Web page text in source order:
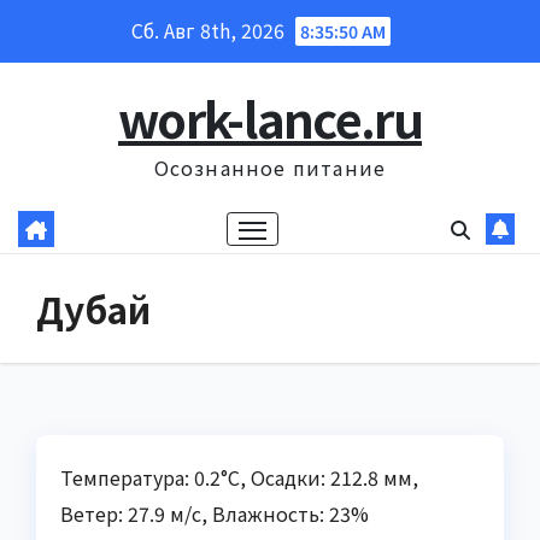
Сб. Авг 8th, 2026 8:35:51 AM
work-lance.ru
Осознанное питание
Дубай
Температура: 0.2°C, Осадки: 212.8 мм,
Ветер: 27.9 м/с, Влажность: 23%